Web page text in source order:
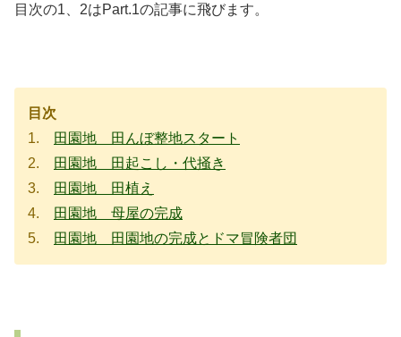
目次の1、2はPart.1の記事に飛びます。
目次
1.
田園地 田んぼ整地スタート
2.
田園地 田起こし・代掻き
3.
田園地 田植え
4.
田園地 母屋の完成
5.
田園地 田園地の完成とドマ冒険者団